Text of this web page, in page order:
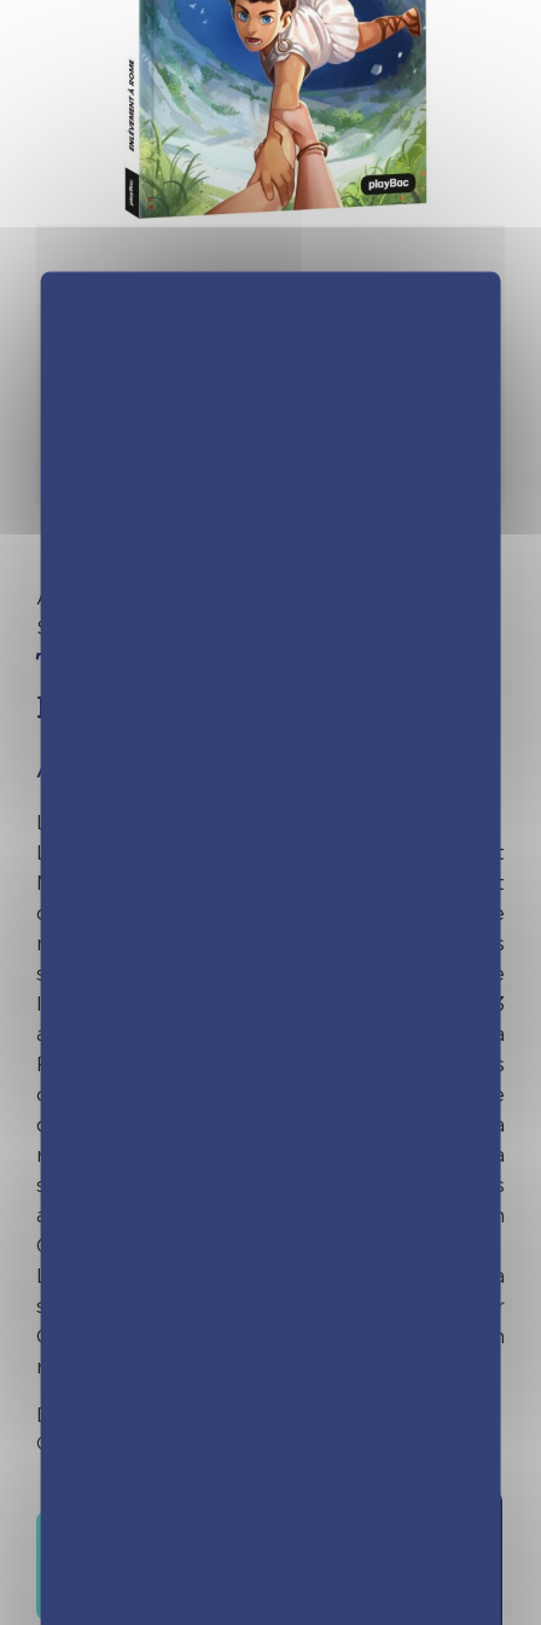
Aucune catégorie | Hélène Duchateau |
Stanislas Grimler
TIME EXPLORERS –
Enlèvement à Rome – Tome 3
À partir de 9 ans
Le machiavélique Rottwang a encore frappé.
Le professeur Mamet, qui guide Emma, Axel et
Mehdi dans leurs aventures dans le temps, est
devenu subitement amnésique. Et comble de
malchance, la machine temporelle Iana est hors
service. Par chance, ce n’est rien que le geek de
l’équipe, Axel, puisse débuguer, et les 3
adolescents se retrouvent en 46 av. J.-C., à
Rome. Il découvrent que la tribu gauloise des
carnutes vient d’y enlever l’hôte et la maîtresse
de César, Cléopâtre : en échange de la vie de la
reine d’Egypte, les gaulois réclament la
statuette du dieu Taranis que les romains
auraient volé. Or Cléopâtre n’est jamais allée en
Gaule…
La mission des Time Explorers : retrouver la
statuette, la remettre aux Gaulois et sauver
Cléopâtre d’ici à la prochaine lune, pour enfin
rétablir le cours du temps !
Dès 9 ans.
Out of stock